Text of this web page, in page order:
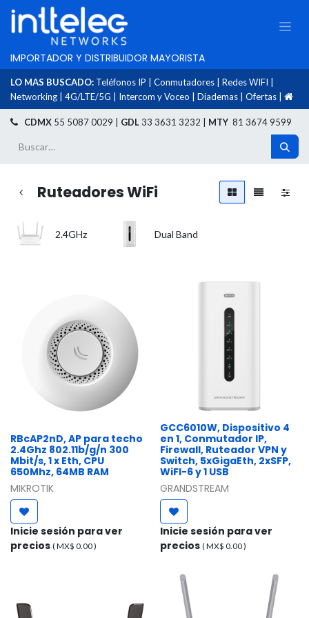
IMPORTADOR Y DISTRIBUIDOR MAYORISTA
LO MAS BUSCADO: Teléfonos IP Conmutadores Redes WIFI
Networking
4G/LTE/5G Intercom y Voceo Diademas Ofertas
CDMX 55 5087 0029 | GDL33 3631 3232 | MTY 81 3674 9599
Ruteadores WiFi
2.4GHz Dual Band
RBcAP2nD, AP para techo
2.4Ghz 802.11b/g/n 300
Mbit/s, 1 x Eth, CPU
650Mhz, 64MB RAM
MIKROTIK
Inicie sesión para ver
precios ( MX$ 0.00)
GCC6010W, Dispositivo 4
en 1, Conmutador IP,
Firewall, Ruteador VPN y
Switch, 5xGigaEth, 2xSFP,
WiFI-6 y 1 USB
GRANDSTREAM
Inicie sesión para ver
precios ( MX$ 0.00)